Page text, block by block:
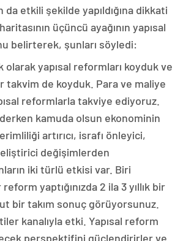
etkili şekilde yapıldığına dikkati
üçüncü ayağının yapısal
belirterek, şunları söyledi:
olarak yapısal reformları koyduk ve
takvim de koyduk. Para ve maliye
reformlarla takviye ediyoruz.
kamuda olsun ekonominin
artırıcı, israfı önleyici,
değişimlerden
iki türlü etkisi var. Biri
yaptığınızda 2 ila 3 yıllık bir
bir takım sonuç görüyorsunuz.
kanalıyla etki. Yapısal reform
perspektifini güçlendirirler ve